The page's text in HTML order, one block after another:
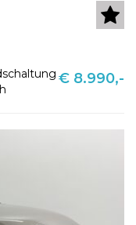
€ 8.990,-